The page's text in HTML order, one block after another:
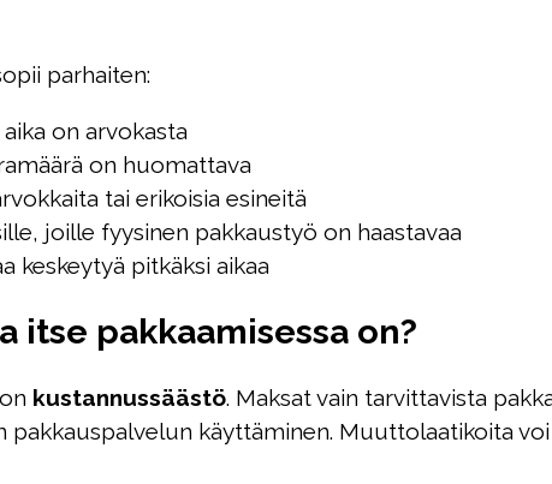
parhaiten:
on arvokasta
on huomattava
tai erikoisia esineitä
joille fyysinen pakkaustyö on haastavaa
keskeytyä pitkäksi aikaa
itse pakkaamisessa on?
kustannussäästö. Maksat vain tarvittavista
käyttäminen. Muuttolaatikoita